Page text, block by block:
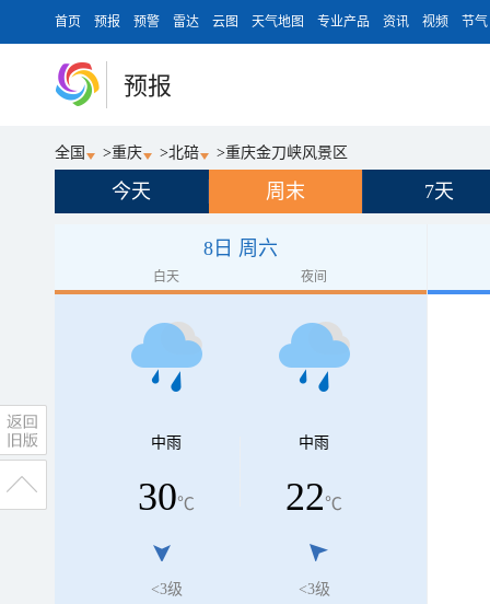
首页 预报 预警 雷达 云图 天气地图 专业产品 资讯 视频 节气
预报
全国 >重庆 >北碚 >重庆金刀峡风景区
今天 周末 7天
8日 周六
白天 夜间
中雨
30℃
<3级
中雨
22℃
<3级